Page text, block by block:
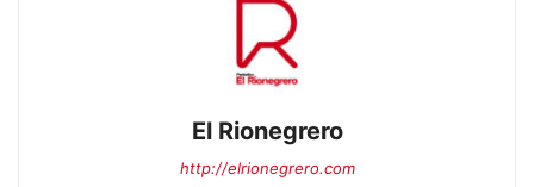
El Rionegrero
http://elrionegrero.com